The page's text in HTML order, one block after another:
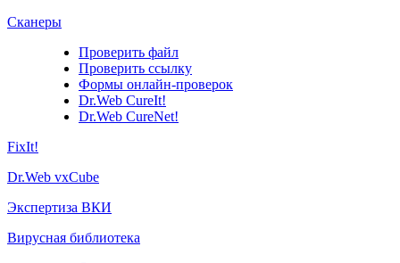
Сканеры
Проверить файл
Проверить ссылку
Формы онлайн-проверок
Dr.Web CureIt!
Dr.Web CureNet!
FixIt!
Dr.Web vxCube
Экспертиза ВКИ
Вирусная библиотека